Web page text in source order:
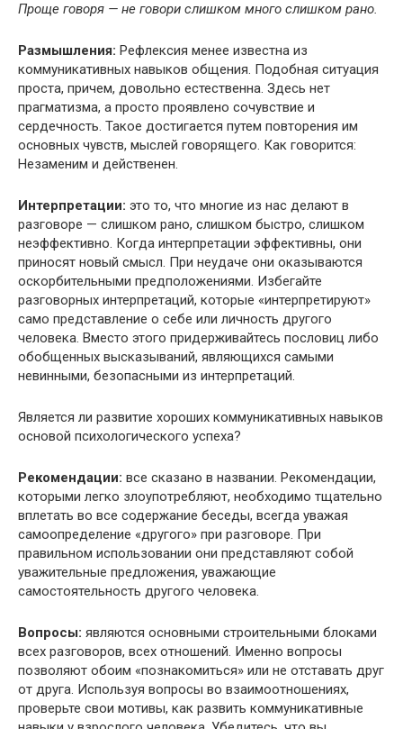
Проще говоря — не говори слишком много слишком рано.
Размышления: Рефлексия менее известна из
коммуникативных навыков общения. Подобная ситуация
проста, причем, довольно естественна. Здесь нет
прагматизма, а просто проявлено сочувствие и
сердечность. Такое достигается путем повторения им
основных чувств, мыслей говорящего. Как говорится:
Незаменим и действенен.
Интерпретации: это то, что многие из нас делают в
разговоре — слишком рано, слишком быстро, слишком
неэффективно. Когда интерпретации эффективны, они
приносят новый смысл. При неудаче они оказываются
оскорбительными предположениями. Избегайте
разговорных интерпретаций, которые «интерпретируют»
само представление о себе или личность другого
человека. Вместо этого придерживайтесь пословиц либо
обобщенных высказываний, являющихся самыми
невинными, безопасными из интерпретаций.
Является ли развитие хороших коммуникативных навыков
основой психологического успеха?
Рекомендации: все сказано в названии. Рекомендации,
которыми легко злоупотребляют, необходимо тщательно
вплетать во все содержание беседы, всегда уважая
самоопределение «другого» при разговоре. При
правильном использовании они представляют собой
уважительные предложения, уважающие
самостоятельность другого человека.
Вопросы: являются основными строительными блоками
всех разговоров, всех отношений. Именно вопросы
позволяют обоим «познакомиться» или не отставать друг
от друга. Используя вопросы во взаимоотношениях,
проверьте свои мотивы, как развить коммуникативные